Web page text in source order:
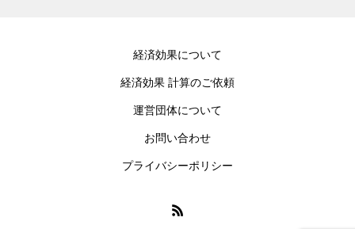
経済効果について
経済効果 計算のご依頼
運営団体について
お問い合わせ
プライバシーポリシー